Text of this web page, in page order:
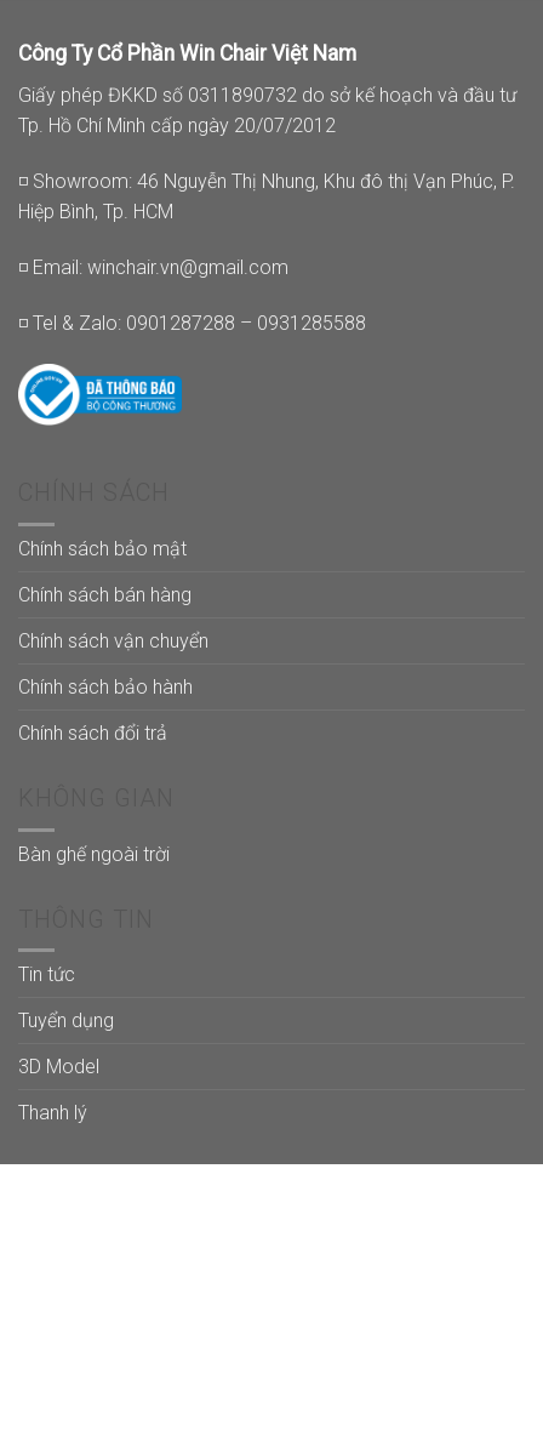
Công Ty Cổ Phần Win Chair Việt Nam
Giấy phép ĐKKD số 0311890732 do sở kế hoạch và đầu tư
Tp. Hồ Chí Minh cấp ngày 20/07/2012
◽ Showroom: 46 Nguyễn Thị Nhung, Khu đô thị Vạn Phúc, P.
Hiệp Bình, Tp. HCM
◽ Email: winchair.vn@gmail.com
◽ Tel & Zalo: 0901287288 – 0931285588
Chính sách bảo mật
Chính sách bán hàng
Chính sách vận chuyển
Chính sách bảo hành
Chính sách đổi trả
Bàn ghế ngoài trời
Tin tức
Tuyển dụng
3D Model
Thanh lý